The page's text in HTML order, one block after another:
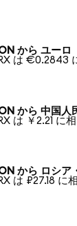
から ユーロ
は €0.2843
から 中国人
は ￥2.21 に
から ロシア
は ₽27.18 に